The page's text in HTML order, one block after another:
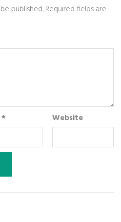
published.Required fields are
* Website